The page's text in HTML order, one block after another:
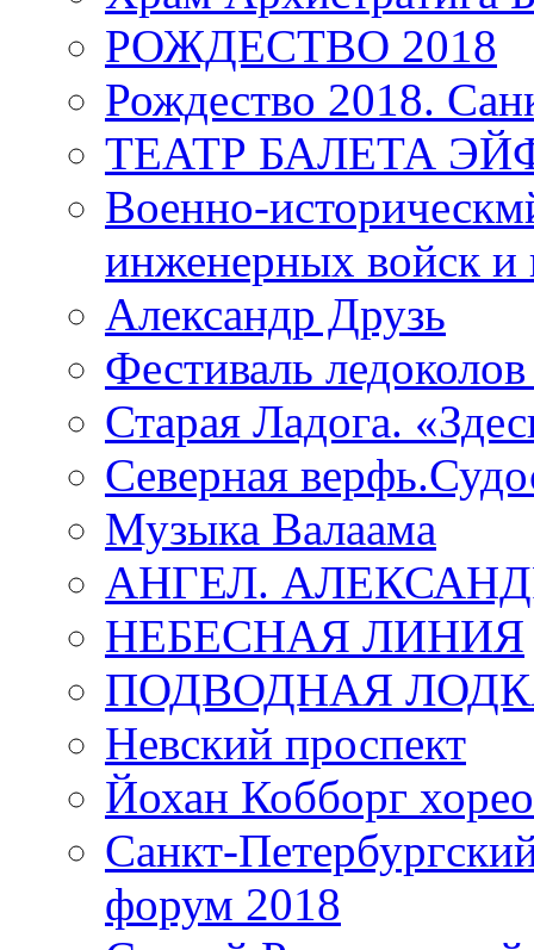
РОЖДЕСТВО 2018
Рождество 2018.
ТЕАТР БАЛЕТА
Военно-
инженерных войск и
Александр Друзь
Фестиваль
Старая Ладога.
Северная
Музыка Валаама
АНГЕЛ.
НЕБЕСНАЯ ЛИНИЯ
ПОДВОДНАЯ
Невский проспект
Йохан Кобборг
Санкт-
форум 2018